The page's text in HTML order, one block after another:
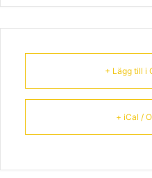
+ Lägg till i
+ iCal /